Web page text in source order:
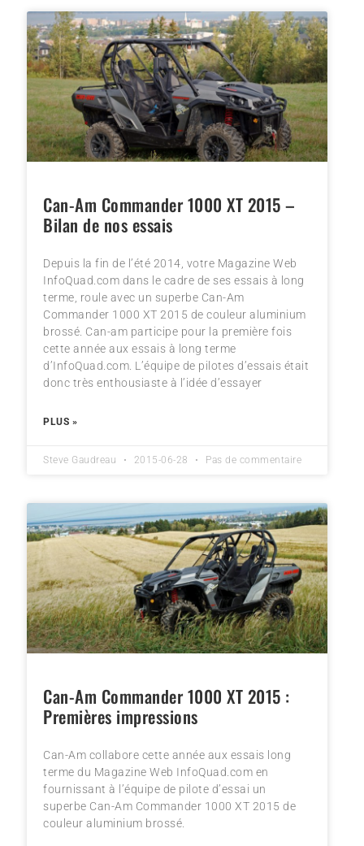
Can-Am Commander 1000 XT 2015 –
Bilan de nos essais
Depuis la fin de l’été 2014, votre Magazine Web
InfoQuad.com dans le cadre de ses essais à long
terme, roule avec un superbe Can-Am
Commander 1000 XT 2015 de couleur aluminium
brossé. Can-am participe pour la première fois
cette année aux essais à long terme
d’InfoQuad.com. L’équipe de pilotes d’essais était
donc très enthousiaste à l’idée d’essayer
PLUS »
Steve Gaudreau 2015-06-28 Pas de commentaire
Can-Am Commander 1000 XT 2015 :
Premières impressions
Can-Am collabore cette année aux essais long
terme du Magazine Web InfoQuad.com en
fournissant à l’équipe de pilote d’essai un
superbe Can-Am Commander 1000 XT 2015 de
couleur aluminium brossé.